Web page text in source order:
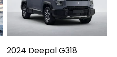
2024 Deepal G318